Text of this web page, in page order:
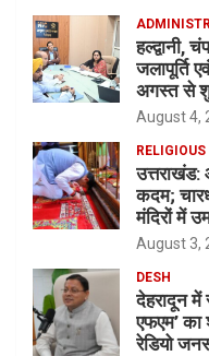
हल्द्वानी,
जलापूर्ति
अगस्त से
August 4,
RELIGIOUS
उत्तराखंड:
कदम;
मंदिरों में
August 3,
DESH
देहरादून में
एफएम’
रेडियो